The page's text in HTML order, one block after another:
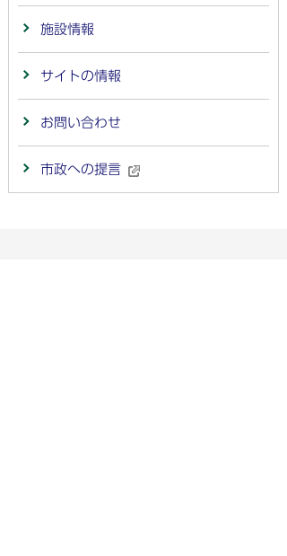
施設情報
サイトの情報
お問い合わせ
市政への提言